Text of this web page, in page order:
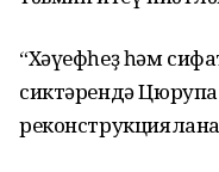
“Хәүефһеҙ һәм
сиктәрендә